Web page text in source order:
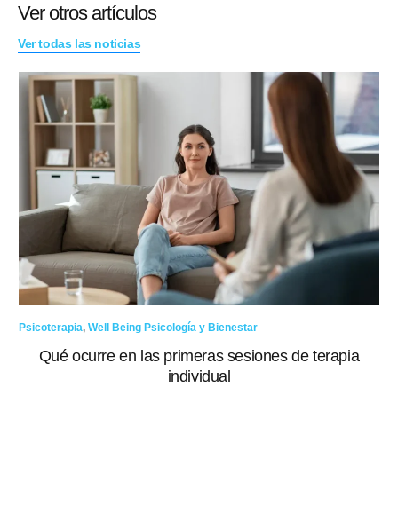
Ver otros artículos
Ver todas las noticias
Psicoterapia, Well Being Psicología y Bienestar
Qué ocurre en las primeras sesiones de terapia
individual